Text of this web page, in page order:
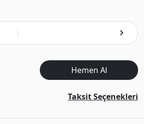
Hemen Al
Taksit Seçenekleri